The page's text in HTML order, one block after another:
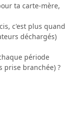
ta carte-mère,
c'est plus quand
déchargés)
période
prise branchée) ?